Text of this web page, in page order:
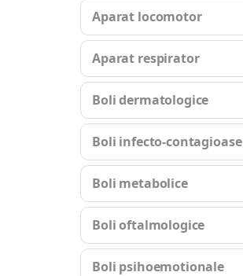
Aparat locomotor
Aparat respirator
Boli dermatologice
Boli infecto-contagioase
Boli metabolice
Boli oftalmologice
Boli psihoemotionale